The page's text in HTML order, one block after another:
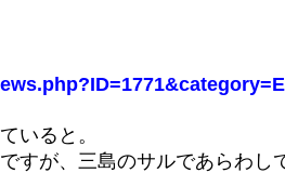
いると。
すが、三島のサルであらわし